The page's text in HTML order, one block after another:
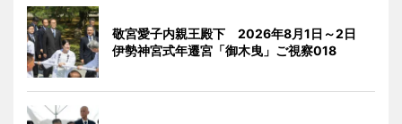
敬宮愛子内親王殿下 2026年8月1日～2日
伊勢神宮式年遷宮「御木曳」ご視察018